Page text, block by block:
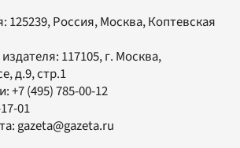
125239, Россия, Москва, Коптевская
117105, г. Москва,
д.9, стр.1
+7 (495) 785-00-12
01
gazeta@gazeta.ru